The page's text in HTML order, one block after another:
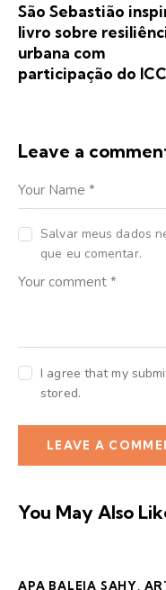
São Sebastião
livro sobre
urbana com
participação do ICC
Leave a
Salvar meus dados
que eu comentar.
I agree that my
stored.
You May Also
APA BALEIA SAHY